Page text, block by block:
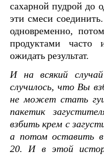
сахарной пудрой до
эти смеси
одновременно,
продуктами часто
ожидать результат.
И на всякий
случилось, что Вы
не может стать
пакетик
взбить крем с
а потом оставить в
20. И в этой